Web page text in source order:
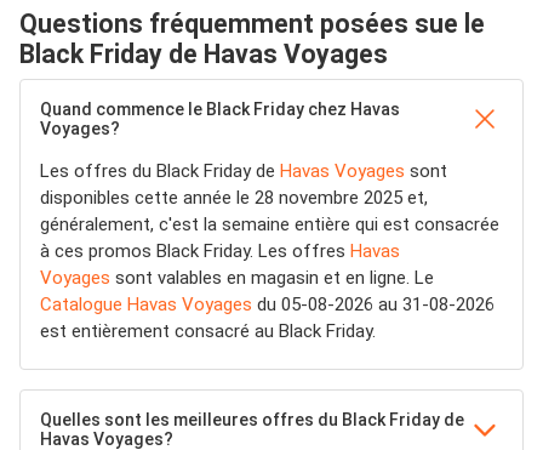
Questions fréquemment posées sue le
Black Friday de Havas Voyages
Quand commence le Black Friday chez Havas
Voyages?
Les offres du Black Friday de Havas Voyages sont
disponibles cette année le 28 novembre 2025 et,
généralement, c'est la semaine entière qui est consacrée
à ces promos Black Friday. Les offres Havas
Voyages sont valables en magasin et en ligne. Le
Catalogue Havas Voyages du 05-08-2026 au 31-08-2026
est entièrement consacré au Black Friday.
Quelles sont les meilleures offres du Black Friday de
Havas Voyages?